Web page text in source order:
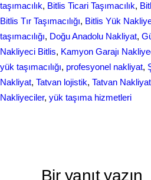
taşımacılık, Bitlis Ticari Taşımacılık,
Bitlis Tır Taşımacılığı, Bitlis Yük
taşımacılığı, Doğu Anadolu Nakliyat,
Nakliyeci Bitlis, Kamyon Garajı
yük taşımacılığı, profesyonel nakliyat,
Nakliyat, Tatvan lojistik, Tatvan Nakliyat
Nakliyeciler, yük taşıma hizmetleri
Bir yanıt yazın